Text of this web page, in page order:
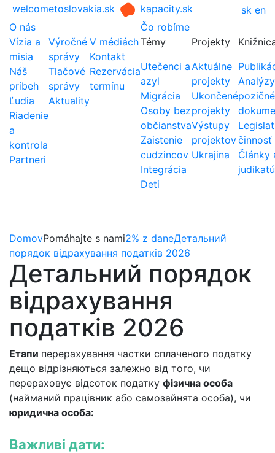
welcometoslovakia.sk kapacity.sk sk en
O nás
Vízia a
misia
Náš
príbeh
Ľudia
Riadenie
a
kontrola
Partneri
Výročné
správy
Tlačové
správy
Aktuality
V médiách
Kontakt
Rezervácia
termínu
Čo robíme
Témy
Utečenci a
azyl
Migrácia
Osoby bez
občianstva
Zaistenie
cudzincov
Integrácia
Deti
Projekty
Aktuálne
projekty
Ukončené
projekty
Výstupy
projektov
Ukrajina
pozičné
činnosť
Články
DomovPomáhajte s nami2% z daneДетальний
порядок відрахування податків 2026
Детальний порядок
відрахування
податків 2026
Етапи перерахування частки сплаченого податку
дещо відрізняються залежно від того, чи
перераховує відсоток податку фізична особа
(найманий працівник або самозайнята особа), чи
юридична особа:
Важливі дати: